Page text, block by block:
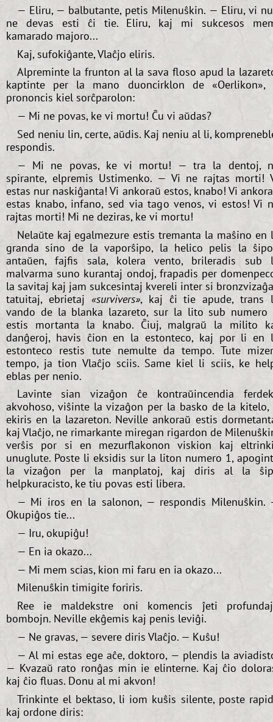
— Eliru, — balbutante, petis Milenuŝkin. — Eliru, vi
ne devas esti ĉi tie. Eliru, kaj mi sukcesos
kamarado majoro...
Kaj, sufokiĝante, Vlaĉjo eliris.
Alpreminte la frunton al la sava floso apud la
kaptinte per la mano duoncirklon de «Oerlikon»,
prononcis kiel sorĉparolon:
— Mi ne povas, ke vi mortu! Ĉu vi aŭdas?
Sed neniu lin, certe, aŭdis. Kaj neniu al li,
respondis.
— Mi ne povas, ke vi mortu! — tra la dentoj,
spirante, elpremis Ustimenko. — Vi ne rajtas morti!
estas nur naskiĝanta! Vi ankoraŭ estos, knabo! Vi
estas knabo, infano, sed via tago venos, vi estos! Vi
rajtas morti! Mi ne deziras, ke vi mortu!
Nelaŭte kaj egalmezure estis tremanta la maŝino en
granda sino de la vaporŝipo, la helico pelis la
antaŭen, fajfis sala, kolera vento, brileradis sub
malvarma suno kurantaj ondoj, frapadis per
la savitaj kaj jam sukcesintaj kvereli inter si
tatuitaj, ebrietaj «survivers», kaj ĉi tie apude, trans
vando de la blanka lazareto, sur la lito sub numero
estis mortanta la knabo. Ĉiuj, malgraŭ la milito
danĝeroj, havis ĉion en la estonteco, kaj por li en
estonteco restis tute nemulte da tempo. Tute
tempo, ja tion Vlaĉjo sciis. Same kiel li sciis, ke
eblas per nenio.
Lavinte sian vizaĝon ĉe kontraŭincendia
akvohoso, viŝinte la vizaĝon per la basko de la
ekiris en la lazareton. Neville ankoraŭ estis
kaj Vlaĉjo, ne rimarkante miregan rigardon de
verŝis por si en mezurflakonon viskion kaj
unuglute. Poste li eksidis sur la liton numero 1,
la vizaĝon per la manplatoj, kaj diris al la
helpkuracisto, ke tiu povas esti libera.
— Mi iros en la salonon, — respondis Milenuŝkin.
Okupiĝos tie...
— Iru, okupiĝu!
— En ia okazo...
— Mi mem scias, kion mi faru en ia okazo...
Milenuŝkin timigite foriris.
Ree ie maldekstre oni komencis ĵeti
bombojn. Neville ekĝemis kaj penis leviĝi.
— Ne gravas, — severe diris Vlaĉjo. — Kuŝu!
— Al mi estas ege aĉe, doktoro, — plendis la
— Kvazaŭ rato ronĝas min ie elinterne. Kaj ĉio
kaj ĉio fluas. Donu al mi akvon!
Trinkinte el bektaso, li iom kuŝis silente, poste
kaj ordone diris: